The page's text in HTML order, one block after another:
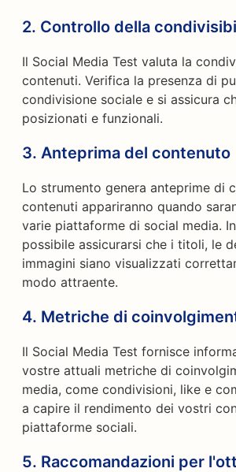
2. Controllo della
Il Social Media Test valuta la
contenuti. Verifica la presenza di
condivisione sociale e si assicura
posizionati e funzionali.
3. Anteprima del contenuto
Lo strumento genera anteprime di
contenuti appariranno quando
varie piattaforme di social media.
possibile assicurarsi che i titoli, le
immagini siano visualizzati
modo attraente.
4. Metriche di
Il Social Media Test fornisce
vostre attuali metriche di
media, come condivisioni, like e
a capire il rendimento dei vostri
piattaforme sociali.
5. Raccomandazioni per